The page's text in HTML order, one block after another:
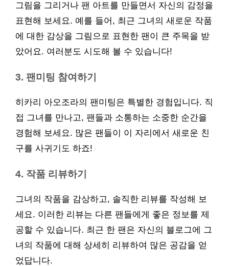
그림을 그리거나 팬 아트를 만들면서 자신의 감정을
표현해 보세요. 예를 들어, 최근 그녀의 새로운 작품
에 대한 감상을 그림으로 표현한 팬이 큰 주목을 받
았어요. 여러분도 시도해 볼 수 있습니다!
3. 팬미팅 참여하기
히카리 아오조라의 팬미팅은 특별한 경험입니다. 직
접 그녀를 만나고, 팬들과 소통하는 소중한 순간을
경험해 보세요. 많은 팬들이 이 자리에서 새로운 친
구를 사귀기도 하죠!
4. 작품 리뷰하기
그녀의 작품을 감상하고, 솔직한 리뷰를 작성해 보
세요. 이러한 리뷰는 다른 팬들에게 좋은 정보를 제
공할 수 있습니다. 최근 한 팬은 자신의 블로그에 그
녀의 작품에 대해 상세히 리뷰하여 많은 공감을 얻
었답니다.